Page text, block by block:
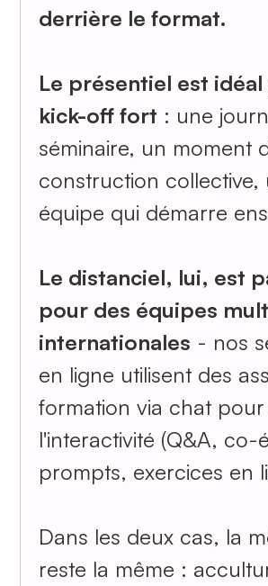
derrière le format.
Le présentiel est
kick-off fort : une
séminaire, un moment
construction collective,
équipe qui démarre
Le distanciel, lui, est
pour des équipes
internationales - nos
en ligne utilisent des
formation via chat
l'interactivité (Q&A, co-
prompts, exercices en
Dans les deux cas, la
reste la même :